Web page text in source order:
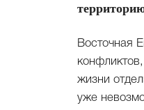
Восточная
жизни
уже